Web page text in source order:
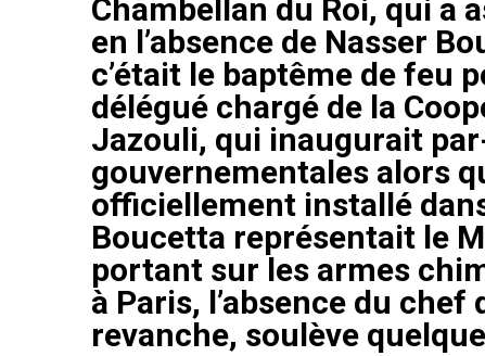
Chambellan du Roi, qui a
en l’absence de Nasser
c’était le baptême de feu
délégué chargé de la
Jazouli, qui inaugurait
gouvernementales alors
officiellement installé
Boucetta représentait le
portant sur les armes
à Paris, l’absence du
revanche, soulève